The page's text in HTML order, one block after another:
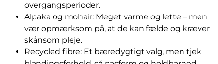
overgangsperioder.
Alpaka og mohair: Meget varme og lette – men
vær opmærksom på, at de kan fælde og kræver
skånsom pleje.
Recycled fibre: Et bæredygtigt valg, men tjek